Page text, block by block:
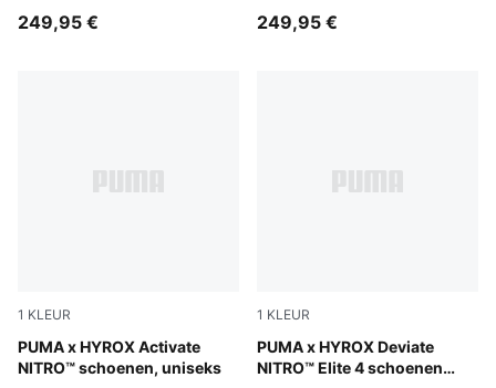
249,95 € 249,95 €
1 KLEUR
PUMA x HYROX Activate
NITRO™ schoenen, uniseks
Intense Mint-Light Lavender-Sunny Lime-Herb Garden
1 KLEUR
PUMA x HYROX Deviate
NITRO™ Elite 4 schoenen
Intense Mint-Light Lavender